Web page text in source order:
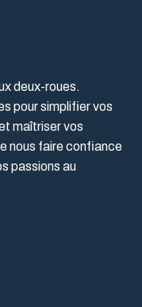
deux-roues.
pour simplifier vos
maîtriser vos
nous faire confiance
passions au